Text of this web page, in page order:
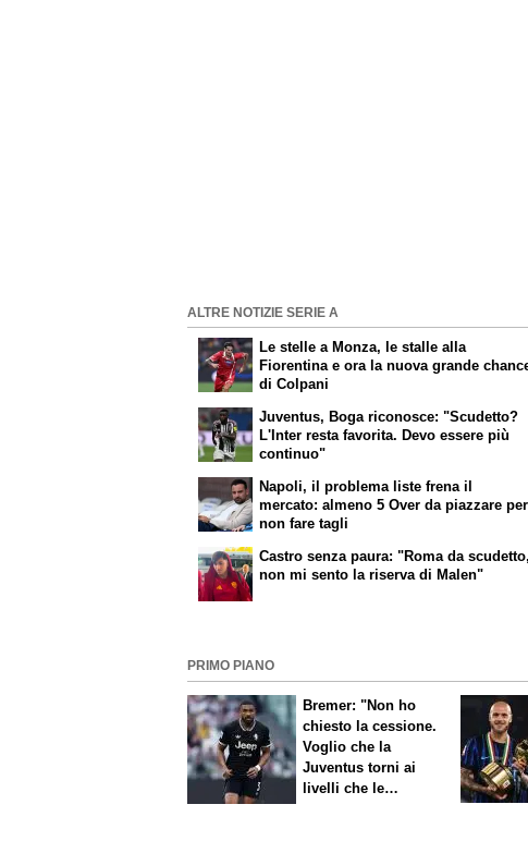
ALTRE NOTIZIE SERIE A
Le stelle a Monza, le stalle alla
Fiorentina e ora la nuova grande
di Colpani
Juventus, Boga riconosce: "Scudetto?
L'Inter resta favorita. Devo essere più
continuo"
Napoli, il problema liste frena il
mercato: almeno 5 Over da piazzare per
non fare tagli
Castro senza paura: "Roma da scudetto,
non mi sento la riserva di Malen"
PRIMO PIANO
Bremer: "Non ho
chiesto la cessione.
Voglio che la
Juventus torni ai
livelli che le